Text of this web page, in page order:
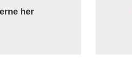
her